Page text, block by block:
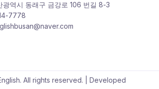
광역시 동래구 금강로 106 번길 8-3
7778
All rights reserved. | Developed